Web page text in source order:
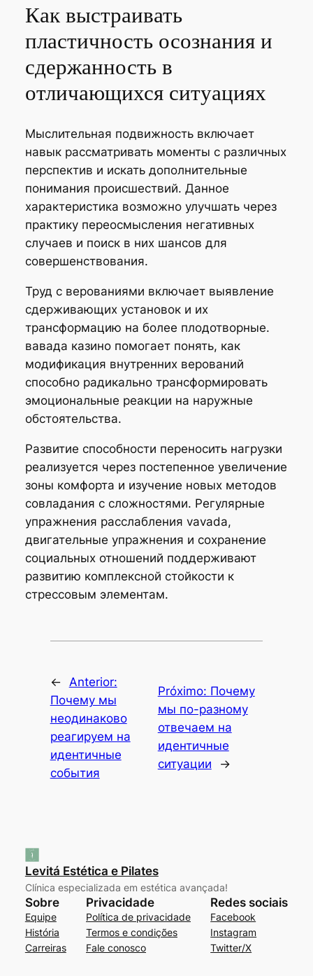
Как выстраивать
пластичность осознания и
сдержанность в
отличающихся ситуациях
Мыслительная подвижность включает
навык рассматривать моменты с различных
перспектив и искать дополнительные
понимания происшествий. Данное
характеристика возможно улучшать через
практику переосмысления негативных
случаев и поиск в них шансов для
совершенствования.
Труд с верованиями включает выявление
сдерживающих установок и их
трансформацию на более плодотворные.
вавада казино помогает понять, как
модификация внутренних верований
способно радикально трансформировать
эмоциональные реакции на наружные
обстоятельства.
Развитие способности переносить нагрузки
реализуется через постепенное увеличение
зоны комфорта и изучение новых методов
совладания с сложностями. Регулярные
упражнения расслабления vavada,
двигательные упражнения и сохранение
социальных отношений поддерживают
развитию комплексной стойкости к
стрессовым элементам.
←
Anterior:
Почему мы
неодинаково
реагируем на
идентичные
события
Próximo: Почему
мы по-разному
отвечаем на
идентичные
ситуации
→
Levitá Estética e Pilates
Clínica especializada em estética avançada!
Sobre
Equipe
História
Carreiras
Privacidade
Política de privacidade
Termos e condições
Fale conosco
Redes sociais
Facebook
Instagram
Twitter/X